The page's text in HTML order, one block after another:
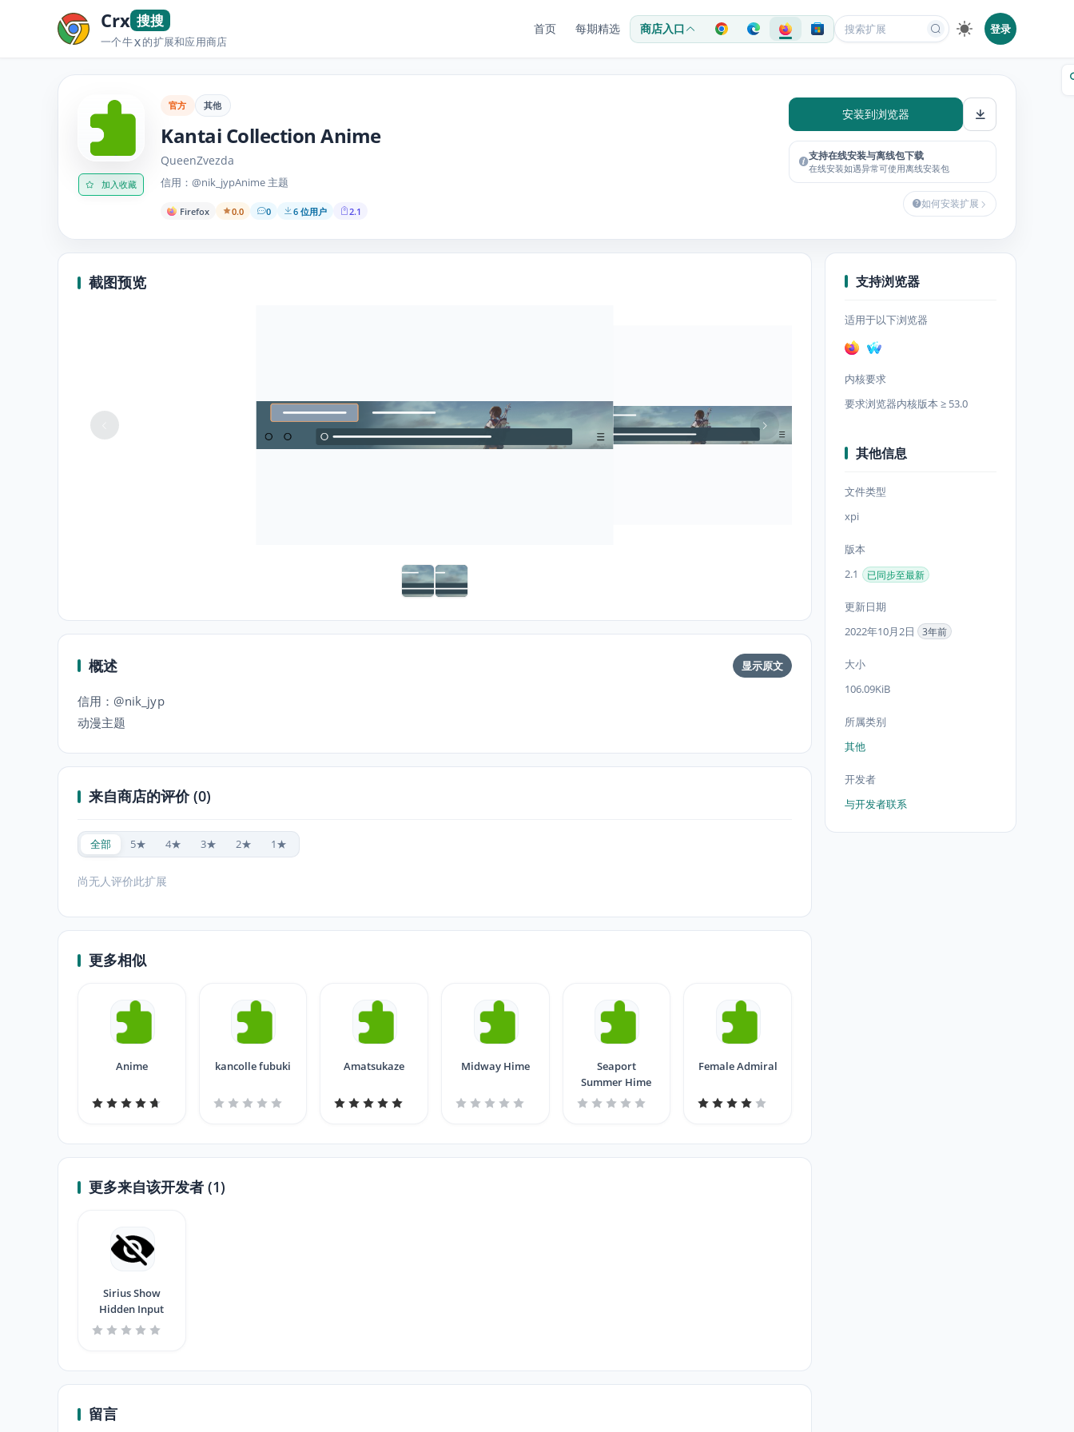
Crx 搜搜
一个牛X的扩展和应用商店
首页 每期精选 商店入口 登录
加入收藏
官方 其他
Kantai Collection Anime
QueenZvezda
信用：@nik_jypAnime 主题
Firefox 0.0 0 6 位用户 2.1
安装到浏览器
支持在线安装与离线包下载
在线安装如遇异常可使用离线安装包
如何安装扩展
截图预览
概述 显示原文
信用：@nik_jyp
动漫主题
来自商店的评价 (0)
全部 5★ 4★ 3★ 2★ 1★
尚无人评价此扩展
更多相似
Anime kancolle fubuki Amatsukaze Midway Hime
Seaport
Summer Hime
Female Admiral
更多来自该开发者 (1)
Sirius Show
Hidden Input
留言
支持浏览器
适用于以下浏览器
内核要求
要求浏览器内核版本 ≥ 53.0
其他信息
文件类型
xpi
版本
2.1
已同步至最新
更新日期
2022年10月2日
3年前
大小
106.09KiB
所属类别
其他
开发者
与开发者联系